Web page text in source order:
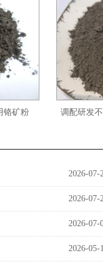
铬矿粉 调配研发
2026-07-
2026-07-
2026-07-
2026-05-